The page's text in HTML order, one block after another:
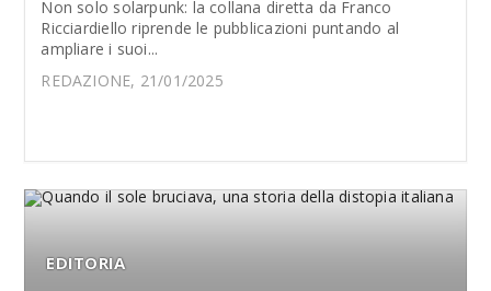
Non solo solarpunk: la collana diretta da Franco
Ricciardiello riprende le pubblicazioni puntando al
ampliare i suoi...
REDAZIONE, 21/01/2025
EDITORIA